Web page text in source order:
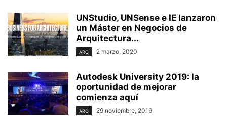
UNStudio, UNSense e IE lanzaron
un Máster en Negocios de
Arquitectura...
ARQ 2 marzo, 2020
Autodesk University 2019: la
oportunidad de mejorar
comienza aquí
ARQ 29 noviembre, 2019